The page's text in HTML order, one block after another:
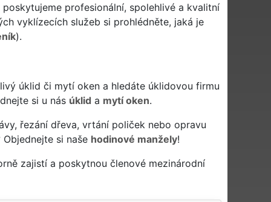
profesionální, spolehlivé a kvalitní
vyklízecích služeb si prohlédněte, jaká je
).
úklid či mytí oken a hledáte úklidovou firmu
si u nás úklid a mytí oken.
řezání dřeva, vrtání poliček nebo opravu
si naše hodinové manžely!
zajistí a poskytnou členové mezinárodní